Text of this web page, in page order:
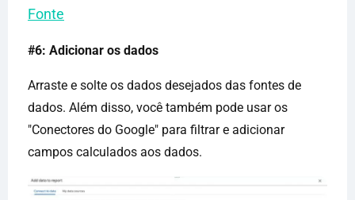
Fonte
#6: Adicionar os dados
Arraste e solte os dados desejados das fontes de
dados. Além disso, você também pode usar os
"Conectores do Google" para filtrar e adicionar
campos calculados aos dados.